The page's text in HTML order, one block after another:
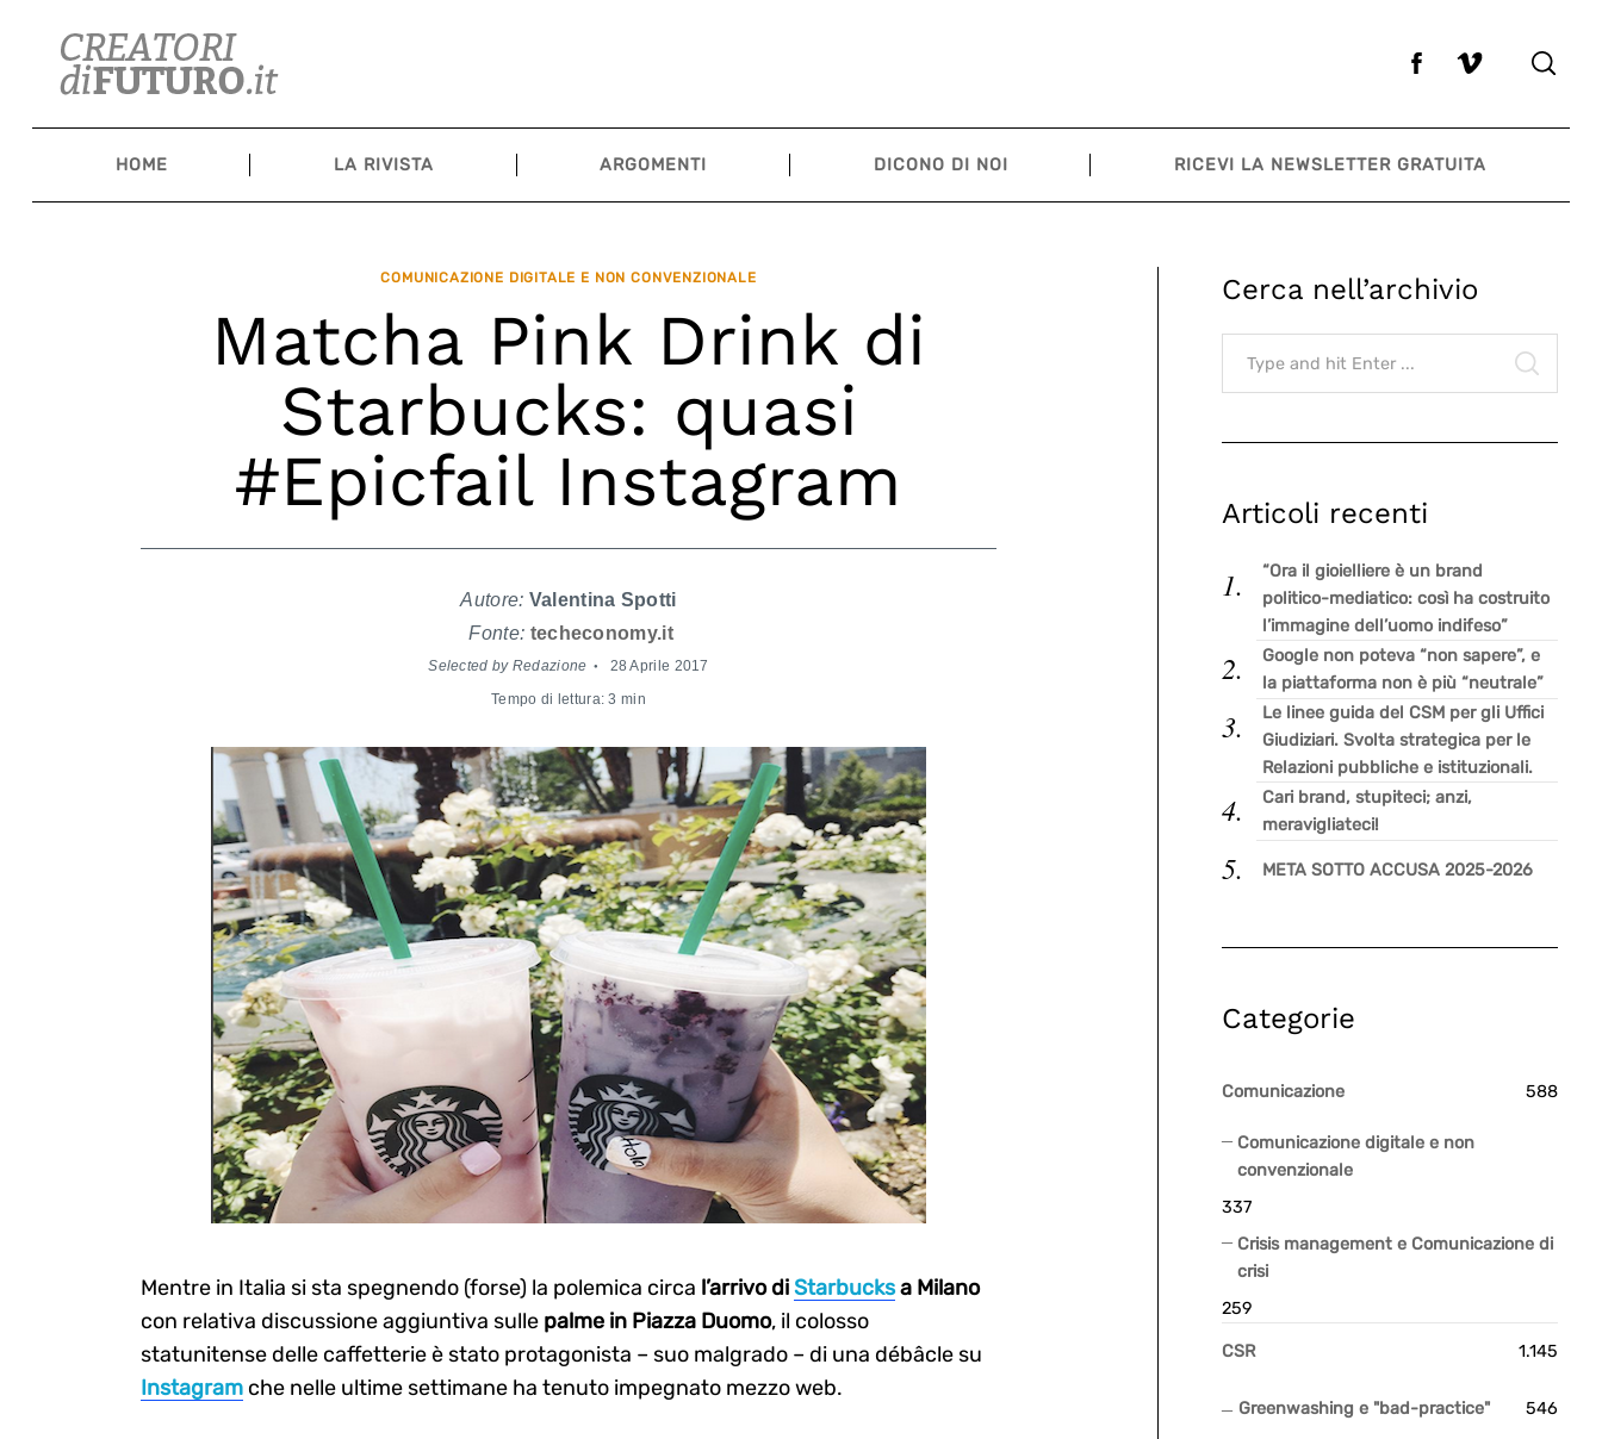
content
HOME LA RIVISTA ARGOMENTI DICONO DI NOI RICEVI LA NEWSLETTER GRATUITA
COMUNICAZIONE DIGITALE E NON CONVENZIONALE
Matcha Pink Drink di
Starbucks: quasi
#Epicfail Instagram
Autore: Valentina Spotti
Fonte: techeconomy.it
Selected by Redazione 28 Aprile 2017
Tempo di lettura: 3 min
Mentre in Italia si sta spegnendo (forse) la polemica circa l’arrivo diStarbucksa Milano
con relativa discussione aggiuntiva sullepalme in Piazza Duomo, il colosso
statunitense delle caffetterie è stato protagonista – suo malgrado – di una débâcle su
Instagramche nelle ultime settimane ha tenuto impegnato mezzo web.
Cerca nell’archivio
Search
for:
Articoli recenti
“Ora il gioielliere è un brand
politico-mediatico: così ha costruito
l’immagine dell’uomo indifeso”
Google non poteva “non sapere”, e
la piattaforma non è più “neutrale”
Le linee guida del CSM per gli Uffici
Giudiziari. Svolta strategica per le
Relazioni pubbliche e istituzionali.
Cari brand, stupiteci; anzi,
meravigliateci!
META SOTTO ACCUSA 2025-2026
Categorie
Comunicazione 588
Comunicazione digitale e non
convenzionale
337
Crisis management e Comunicazione di
crisi
259
CSR 1.145
Greenwashing e "bad-practice" 546